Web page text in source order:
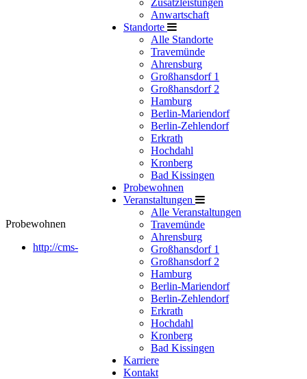
Zusatzleistungen
Anwartschaft
Standorte
Alle Standorte
Travemünde
Ahrensburg
Großhansdorf 1
Großhansdorf 2
Hamburg
Berlin-Mariendorf
Berlin-Zehlendorf
Erkrath
Hochdahl
Kronberg
Bad Kissingen
Probewohnen
Veranstaltungen
Alle Veranstaltungen
Travemünde
Ahrensburg
Großhansdorf 1
Großhansdorf 2
Hamburg
Berlin-Mariendorf
Berlin-Zehlendorf
Erkrath
Hochdahl
Kronberg
Bad Kissingen
Karriere
Kontakt
Probewohnen
http://cms-